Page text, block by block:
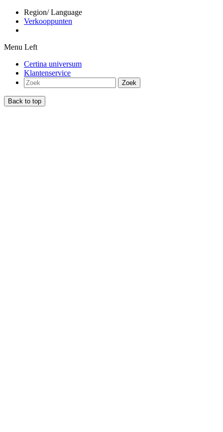
Region/ Language
Verkooppunten
Menu Left
Certina universum
Klantenservice
Zoek
Back to top